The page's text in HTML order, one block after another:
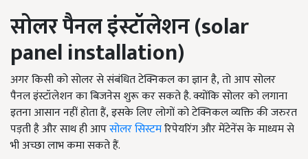
सोलर पैनल इंस्टॉलेशन(solar
panel installation)
अगर किसी को सोलर से संबंधित टेक्निकल का ज्ञान है, तो आप सोलर
पैनल इंस्टॉलेशन का बिजनेस शुरू कर सकते है. क्योंकि सोलर को लगाना
इतना आसान नहीं होता हैं, इसके लिए लोगों को टेक्निकल व्यक्ति की जरुरत
पड़ती है और साथ ही आपसोलर सिस्टमरिपेयरिंग और मेंटेनेंस के माध्यम से
भी अच्छा लाभ कमा सकते हैं.